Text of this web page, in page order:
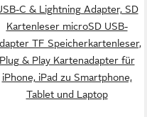
C & Lightning Adapter, SD
Kartenleser microSD USB-
TF Speicherkartenleser,
Plug & Play Kartenadapter für
iPhone, iPad zu Smartphone,
Tablet und Laptop